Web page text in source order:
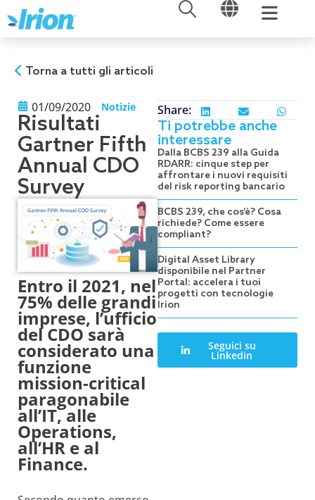
al
contenuto
APRI APRI
Torna a tutti gli articoli
01/09/2020 Notizie
Risultati
Gartner Fifth
Annual CDO
Survey
Entro il 2021, nel
75% delle grandi
imprese, l’ufficio
del CDO sarà
considerato una
funzione
mission-critical
paragonabile
all’IT, alle
Operations,
all’HR e al
Finance.
Share:
Ti potrebbe anche
interessare
Dalla BCBS 239 alla Guida
RDARR: cinque step per
affrontare i nuovi requisiti
del risk reporting bancario
BCBS 239, che cos’è? Cosa
richiede? Come essere
compliant?
Digital Asset Library
disponibile nel Partner
Portal: accelera i tuoi
progetti con tecnologie
Irion
Seguici su
Linkedin